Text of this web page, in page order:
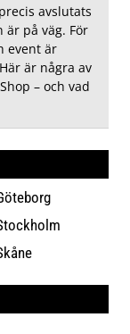
avslutats
på väg. För
event är
är några av
– och vad